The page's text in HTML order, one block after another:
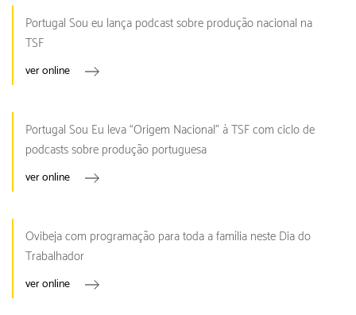
Portugal Sou eu lança podcast sobre produção nacional na
TSF
ver online
Portugal Sou Eu leva “Origem Nacional” à TSF com ciclo de
podcasts sobre produção portuguesa
ver online
Ovibeja com programação para toda a família neste Dia do
Trabalhador
ver online